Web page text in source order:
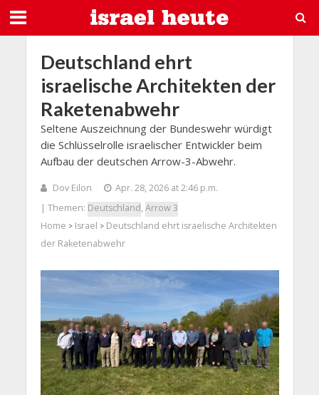
Deutschland ehrt
israelische Architekten der
Raketenabwehr
Seltene Auszeichnung der Bundeswehr würdigt
die Schlüsselrolle israelischer Entwickler beim
Aufbau der deutschen Arrow-3-Abwehr.
Dov Eilon
Apr. 28, 2026 at 2:46 p.m.
| Themen: Deutschland, Arrow 3
Home > Israel > Deutschland ehrt israelische Architekten
der Raketenabwehr